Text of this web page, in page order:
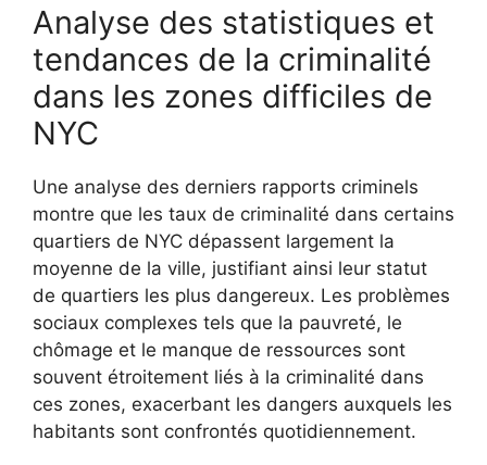
Analyse des statistiques et
tendances de la criminalité
dans les zones difficiles de
NYC
Une analyse des derniers rapports criminels
montre que les taux de criminalité dans certains
quartiers de NYC dépassent largement la
moyenne de la ville, justifiant ainsi leur statut
de quartiers les plus dangereux. Les problèmes
sociaux complexes tels que la pauvreté, le
chômage et le manque de ressources sont
souvent étroitement liés à la criminalité dans
ces zones, exacerbant les dangers auxquels les
habitants sont confrontés quotidiennement.